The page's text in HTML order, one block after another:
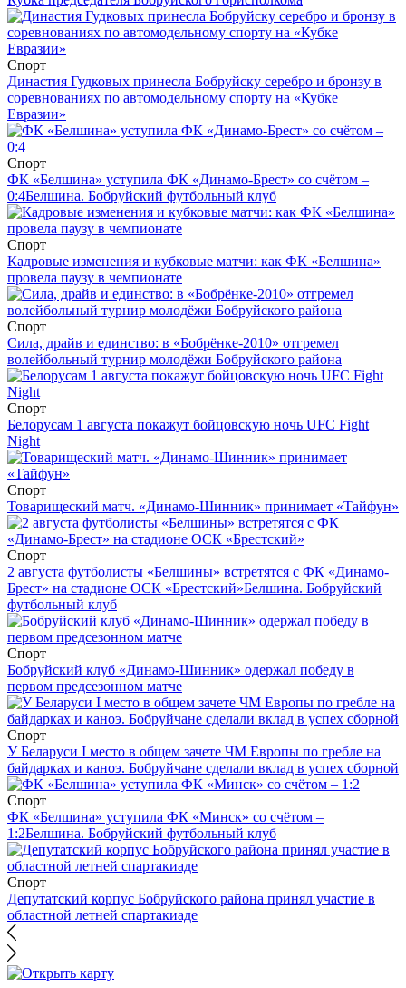
Спорт
Династия Гудковых принесла Бобруйску серебро и бронзу в
соревнованиях по автомодельному спорту на «Кубке
Евразии»
Спорт
ФК «Белшина» уступила ФК «Динамо-Брест» со счётом –
0:4Белшина. Бобруйский футбольный клуб
Спорт
Кадровые изменения и кубковые матчи: как ФК «Белшина»
провела паузу в чемпионате
Спорт
Сила, драйв и единство: в «Бобрёнке-2010» отгремел
волейбольный турнир молодёжи Бобруйского района
Спорт
Белорусам 1 августа покажут бойцовскую ночь UFC Fight
Night
Спорт
Товарищеский матч. «Динамо-Шинник» принимает «Тайфун»
Спорт
2 августа футболисты «Белшины» встретятся с ФК «Динамо-
Брест» на стадионе ОСК «Брестский»Белшина. Бобруйский
футбольный клуб
Спорт
Бобруйский клуб «Динамо-Шинник» одержал победу в
первом предсезонном матче
Спорт
У Беларуси I место в общем зачете ЧМ Европы по гребле на
байдарках и каноэ. Бобруйчане сделали вклад в успех сборной
Спорт
ФК «Белшина» уступила ФК «Минск» со счётом –
1:2Белшина. Бобруйский футбольный клуб
Спорт
Депутатский корпус Бобруйского района принял участие в
областной летней спартакиаде